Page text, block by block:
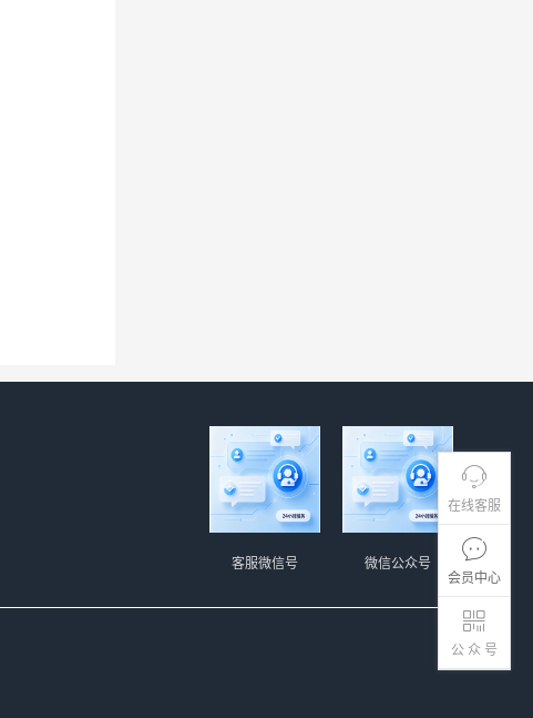
在线客服
会员中心
公 众 号
微信公众号
客服微信号